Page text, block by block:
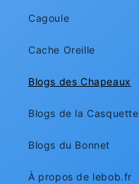
Cagoule
Cache Oreille
Blogs des Chapeaux
Blogs de la Casquette
Blogs du Bonnet
À propos de lebob.fr